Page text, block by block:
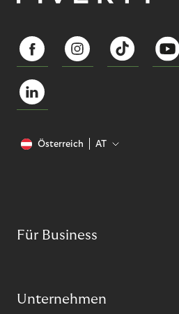
Österreich AT
Für Business
Unternehmen